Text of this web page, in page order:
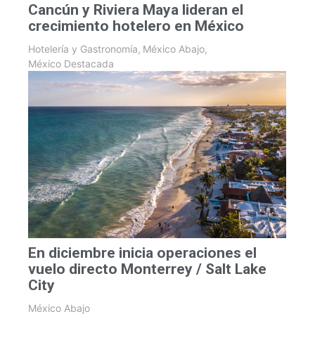
Cancún y Riviera Maya lideran el
crecimiento hotelero en México
Hotelería y Gastronomía, México Abajo,
México Destacada
En diciembre inicia operaciones el
vuelo directo Monterrey / Salt Lake
City
México Abajo